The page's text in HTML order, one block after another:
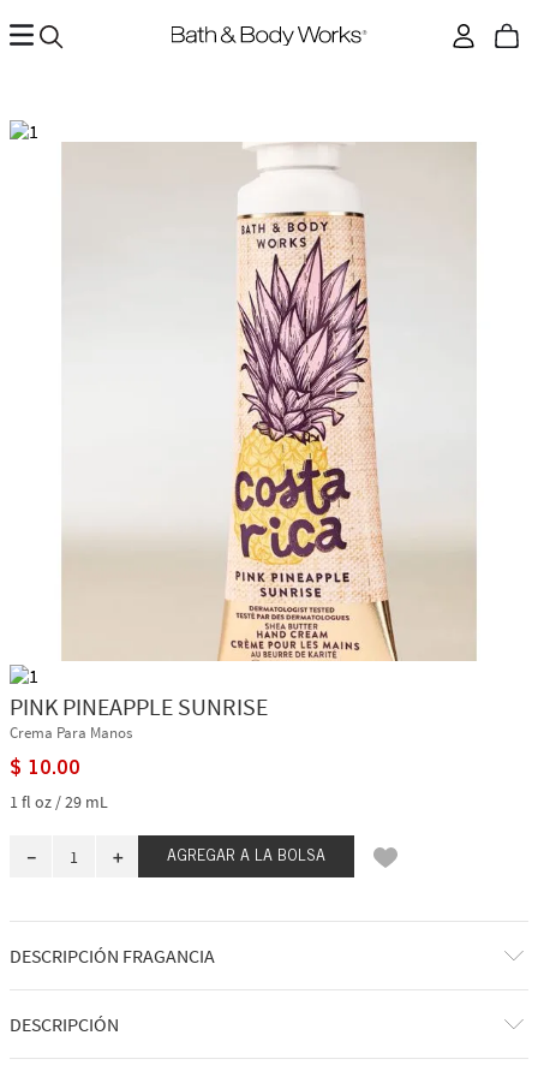
PINK PINEAPPLE SUNRISE
Crema Para Manos
$ 10.00
1 fl oz / 29 mL
＋
－ AGREGAR A LA BOLSA
DESCRIPCIÓN FRAGANCIA
¡Saludos desde el paraíso! Despierta con el dulce aroma del jugo de piña
rosa y el amanecer abriéndose paso entre las palmeras.
DESCRIPCIÓN